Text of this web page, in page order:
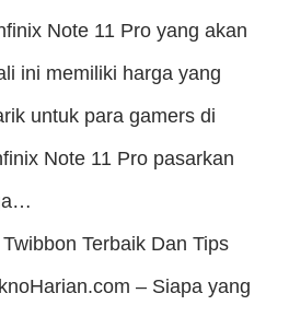
Note 11 Pro yang akan
ini memiliki harga yang
untuk para gamers di
Note 11 Pro pasarkan
Terbaik Dan Tips
– Siapa yang